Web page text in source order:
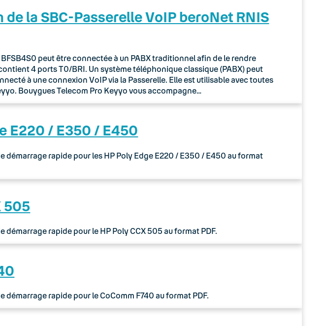
de la SBC-Passerelle VoIP beroNet RNIS
peut être connectée à un PABX traditionnel afin de le rendre
4 ports T0/BRI. Un système téléphonique classique (PABX) peut
à une connexion VoIP via la Passerelle. Elle est utilisable avec toutes
Bouygues Telecom Pro Keyyo vous accompagne…
E220 / E350 / E450
démarrage rapide pour les HP Poly Edge E220 / E350 / E450 au format
505
démarrage rapide pour le HP Poly CCX 505 au format PDF.
démarrage rapide pour le CoComm F740 au format PDF.